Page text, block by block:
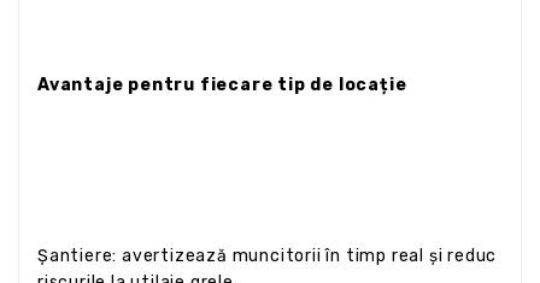
Avantaje pentru fiecare tip de locație
Șantiere: avertizează muncitorii în timp real și reduc